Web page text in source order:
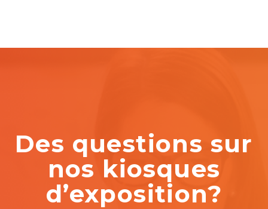
Des questions sur
nos kiosques
d’exposition?